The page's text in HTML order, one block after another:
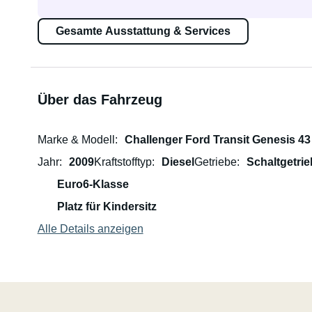
Gesamte Ausstattung & Services
Über das Fahrzeug
Marke & Modell
Challenger Ford Transit Genesis 43
Jahr
2009Kraftstofftyp Diesel Getriebe
Euro6-Klasse
Platz für Kindersitz
Alle Details anzeigen